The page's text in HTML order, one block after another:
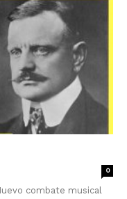
0
combate musical